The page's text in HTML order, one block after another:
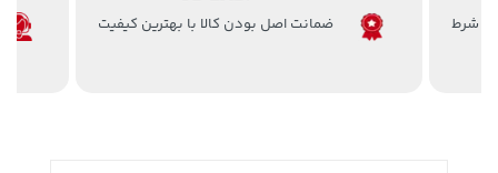
ضمانت اصل بودن کالا با بهترین کیفیت